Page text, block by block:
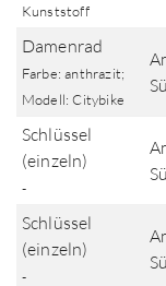
Kunststoff
Damenrad
Farbe: anthrazit;
Modell: Citybike
Schlüssel
(einzeln)
-
Schlüssel
(einzeln)
-